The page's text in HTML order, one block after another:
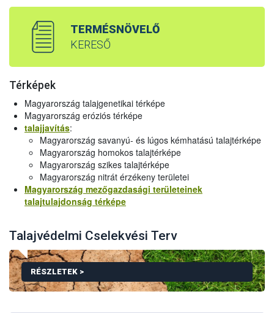
TERMÉSNÖVELŐ
KERESŐ
Térképek
Magyarország talajgenetikai térképe
Magyarország eróziós térképe
talajjavítás:
Magyarország savanyú- és lúgos kémhatású talajtérképe
Magyarország homokos talajtérképe
Magyarország szikes talajtérképe
Magyarország nitrát érzékeny területei
Magyarország mezőgazdasági területeinek
talajtulajdonság térképe
Talajvédelmi Cselekvési Terv
RÉSZLETEK >